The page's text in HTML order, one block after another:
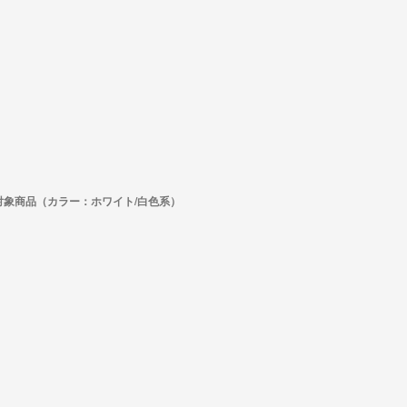
象商品（カラー：ホワイト/白色系）